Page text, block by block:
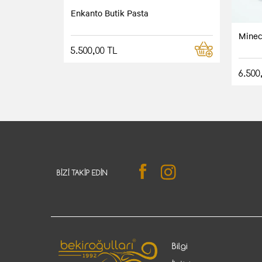
Enkanto Butik Pasta
5.500,00 TL
BIZI TAKIP EDIN
Bilgi